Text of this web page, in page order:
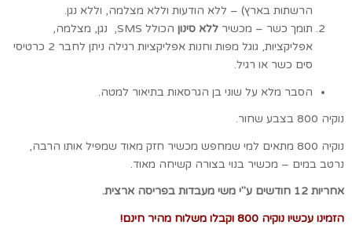
הרשתות בארץ) – ללא הודעות וללא מצלמה, וללא נגן.
תומך כשר – מכשיר ללא סינון
הכולל SMS, נגן, מצלמה,
אפליקציות, גוגל מפות וחנות אפליקציות רגילה ניתן לחבר 2 כרטיסי
סים כשר או רגיל.
הסבר מלא על שוני בן הגרסאות בתיאור למטה.
נוקיה 800 בצבע שחור.
נוקיה 800 מתאים למי שמחפש מכשיר חזק מאוד שמפיל אותו הרבה,
נרטב במים – מכשיר בנוי בצורה קשיחה מאוד.
אחריות 12 חודשים ע"י משי מעבדות בפריסה ארצית.
הזמינו עכשיו נוקיה 800 וקבלו משלוח מהיר חינם!